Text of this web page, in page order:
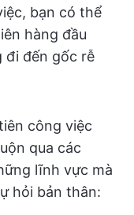
bạn có thể
hàng đầu
đi đến gốc rễ
công việc
qua các
lĩnh vực mà
hỏi bản thân: